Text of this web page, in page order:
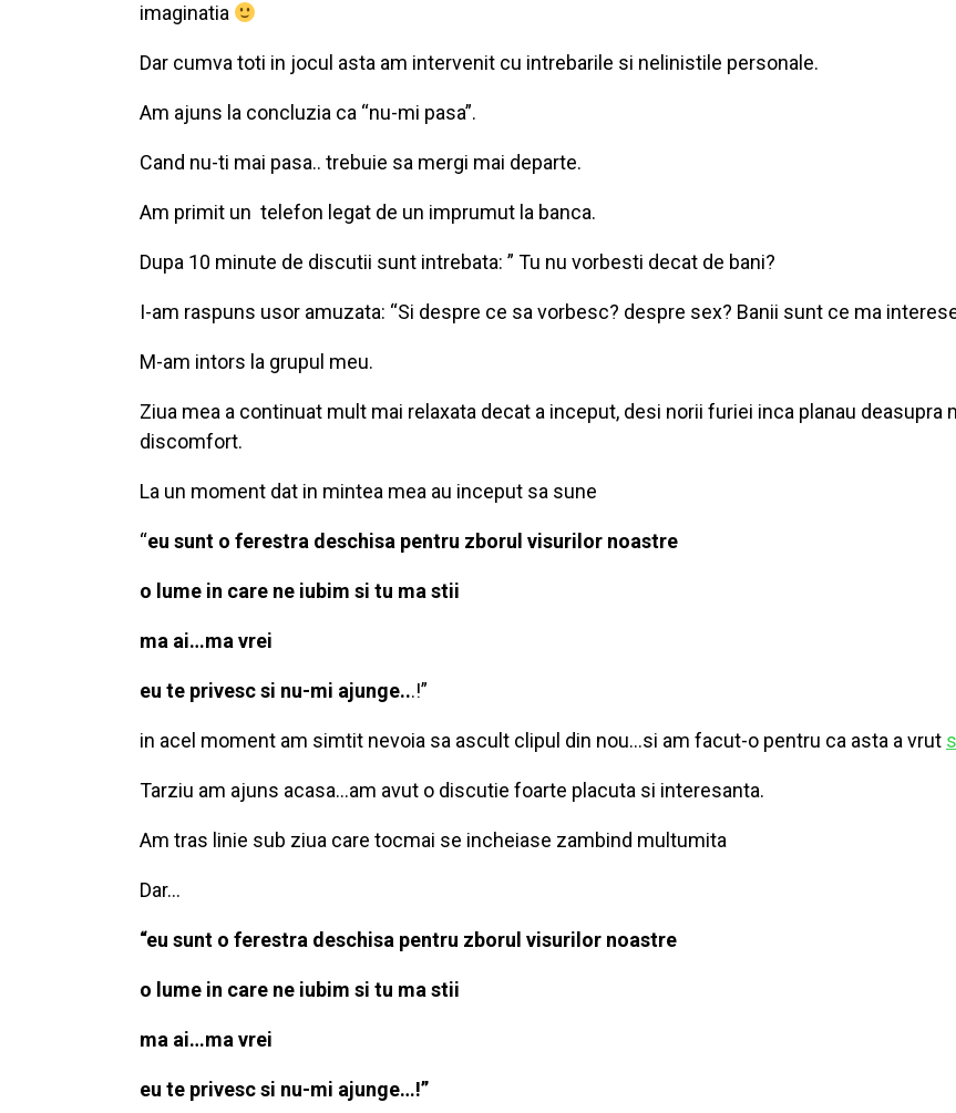
imaginatia
Dar cumva toti in jocul asta am intervenit cu intrebarile si nelinistile personale.
Am ajuns la concluzia ca “nu-mi pasa”.
Cand nu-ti mai pasa.. trebuie sa mergi mai departe.
Am primit un telefon legat de un imprumut la banca.
Dupa 10 minute de discutii sunt intrebata: ” Tu nu vorbesti decat de bani?
I-am raspuns usor amuzata: “Si despre ce sa vorbesc? despre sex? Banii sunt ce ma
M-am intors la grupul meu.
Ziua mea a continuat mult mai relaxata decat a inceput, desi norii furiei inca planau deasupra
discomfort.
La un moment dat in mintea mea au inceput sa sune
“eu sunt o ferestra deschisa pentru zborul visurilor noastre
o lume in care ne iubim si tu ma stii
ma ai…ma vrei
eu te privesc si nu-mi ajunge...!”
in acel moment am simtit nevoia sa ascult clipul din nou…si am facut-o pentru ca asta a vrut
Tarziu am ajuns acasa…am avut o discutie foarte placuta si interesanta.
Am tras linie sub ziua care tocmai se incheiase zambind multumita
Dar…
“eu sunt o ferestra deschisa pentru zborul visurilor noastre
o lume in care ne iubim si tu ma stii
ma ai…ma vrei
eu te privesc si nu-mi ajunge…!”